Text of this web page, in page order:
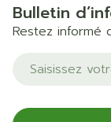
Bulletin
Restez informé
Adresse mail